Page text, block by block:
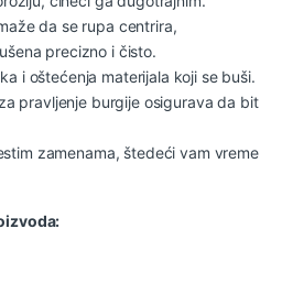
da se rupa centrira,
precizno i čisto.
i oštećenja materijala koji se buši.
pravljenje burgije osigurava da bit
zamenama, štedeći vam vreme